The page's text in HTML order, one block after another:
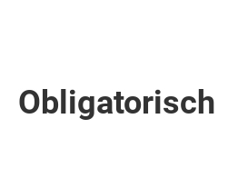
Obligatorisch